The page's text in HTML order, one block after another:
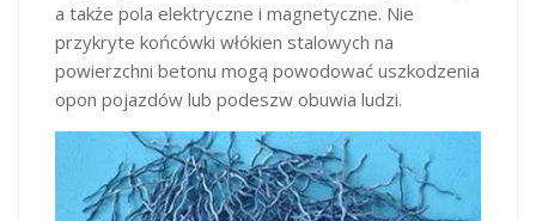
a także pola elektryczne i magnetyczne. Nie
przykryte końcówki włókien stalowych na
powierzchni betonu mogą powodować uszkodzenia
opon pojazdów lub podeszw obuwia ludzi.